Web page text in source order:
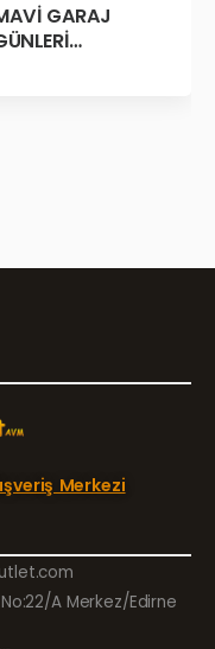
GARAJ
Merkezi
A Merkez/Edirne